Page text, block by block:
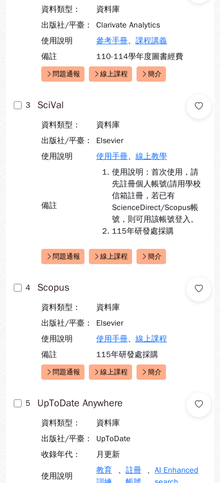
資料類型：
資料庫
出版社/平臺：
Clarivate Analytics
使用說明
參考手冊、 課程講義
備註
110-114學年度圖書經費
快速連結：
問題通報 線上課程 簡介
3 SciVal
資料類型：
資料庫
出版社/平臺：
Elsevier
使用說明
使用手冊、 線上教學
備註
使用說明：首次使用，請
先註冊個人帳號(請用學校
信箱註冊，若已有
ScienceDirect/Scopus帳
號，則可用該帳號登入。
115年研發處採購
快速連結：
問題通報 線上課程 簡介
4 Scopus
資料類型：
資料庫
出版社/平臺：
Elsevier
使用說明
使用手冊、 線上課程
備註
115年研發處採購
快速連結：
問題通報 線上課程 簡介
5 UpToDate Anywhere
資料類型：
資料庫
出版社/平臺：
UpToDate
收錄年代：
月更新
使用說明
教育
、 註冊
、AI Enhanced